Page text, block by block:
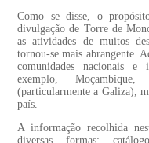
Como se disse, o
divulgação de Torre de
as atividades de muitos
tornou-se mais abrangente.
comunidades nacionais e
exemplo,
(particularmente a Galiza),
país.
A informação recolhida
diversas formas: